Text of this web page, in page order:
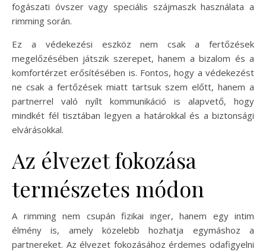
fogászati óvszer vagy speciális szájmaszk használata a
rimming során.
Ez a védekezési eszköz nem csak a fertőzések
megelőzésében játszik szerepet, hanem a bizalom és a
komfortérzet erősítésében is. Fontos, hogy a védekezést
ne csak a fertőzések miatt tartsuk szem előtt, hanem a
partnerrel való nyílt kommunikáció is alapvető, hogy
mindkét fél tisztában legyen a határokkal és a biztonsági
elvárásokkal.
Az élvezet fokozása
természetes módon
A rimming nem csupán fizikai inger, hanem egy intim
élmény is, amely közelebb hozhatja egymáshoz a
partnereket. Az élvezet fokozásához érdemes odafigyelni